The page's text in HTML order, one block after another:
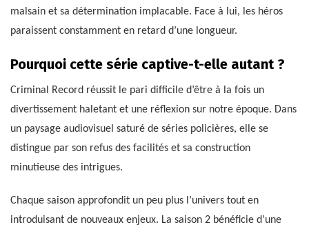
malsain et sa détermination implacable. Face à lui, les héros
paraissent constamment en retard d’une longueur.
Pourquoi cette série captive-t-elle autant ?
Criminal Record réussit le pari difficile d’être à la fois un
divertissement haletant et une réflexion sur notre époque. Dans
un paysage audiovisuel saturé de séries policières, elle se
distingue par son refus des facilités et sa construction
minutieuse des intrigues.
Chaque saison approfondit un peu plus l’univers tout en
introduisant de nouveaux enjeux. La saison 2 bénéficie d’une